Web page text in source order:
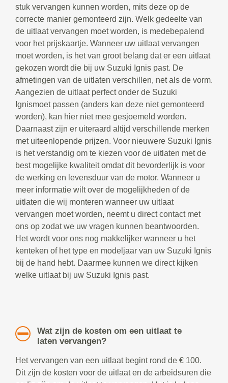
stuk vervangen kunnen worden, mits deze op de
correcte manier gemonteerd zijn. Welk gedeelte van
de uitlaat vervangen moet worden, is medebepalend
voor het prijskaartje. Wanneer uw uitlaat vervangen
moet worden, is het van groot belang dat er een uitlaat
gekozen wordt die bij uw Suzuki Ignis past. De
afmetingen van de uitlaten verschillen, net als de vorm.
Aangezien de uitlaat perfect onder de Suzuki
Ignismoet passen (anders kan deze niet gemonteerd
worden), kan hier niet mee gesjoemeld worden.
Daarnaast zijn er uiteraard altijd verschillende merken
met uiteenlopende prijzen. Voor nieuwere Suzuki Ignis
is het verstandig om te kiezen voor de uitlaten met de
best mogelijke kwaliteit omdat dit bevorderlijk is voor
de werking en levensduur van de motor. Wanneer u
meer informatie wilt over de mogelijkheden of de
uitlaten die wij monteren wanneer uw uitlaat
vervangen moet worden, neemt u direct contact met
ons op zodat we uw vragen kunnen beantwoorden.
Het wordt voor ons nog makkelijker wanneer u het
kenteken of het type en modeljaar van uw Suzuki Ignis
bij de hand hebt. Daarmee kunnen we direct kijken
welke uitlaat bij uw Suzuki Ignis past.
Wat zijn de kosten om een uitlaat te
laten vervangen?
Het vervangen van een uitlaat begint rond de € 100.
Dit zijn de kosten voor de uitlaat en de arbeidsuren die